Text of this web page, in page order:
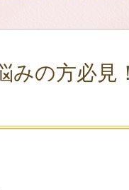
みの方必見